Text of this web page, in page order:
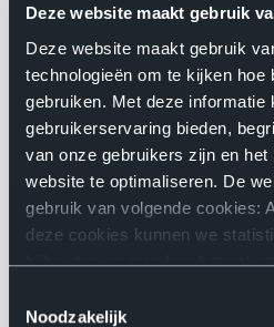
Deze website maakt gebruik
Deze website maakt gebruik
technologieën om te kijken hoe
gebruiken. Met deze informatie
gebruikerservaring bieden,
van onze gebruikers zijn en
website te optimaliseren. De
gebruik van volgende cookies:
deze cookies kunnen we
bijhouden en zien hoe
die u maakte op onze website,
Noodzakelijk
INDUSTRY &
Een markt in volle
doorgedreven digitalisering.
veranderend landschap
te krijgen in wat werkt en
innovatieve initiatieven - R&D
PROFESSIONAL